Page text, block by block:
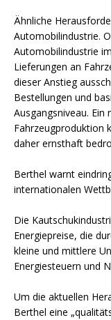
Ähnliche
Automobilindustrie.
Automobilindustrie
Lieferungen an
dieser Anstieg
Bestellungen und
Ausgangsniveau. Ein
Fahrzeugproduktion
daher ernsthaft
Berthel warnt
internationalen
Die
Energiepreise, die
kleine und mittlere
Energiesteuern und
Um die aktuellen
Berthel eine